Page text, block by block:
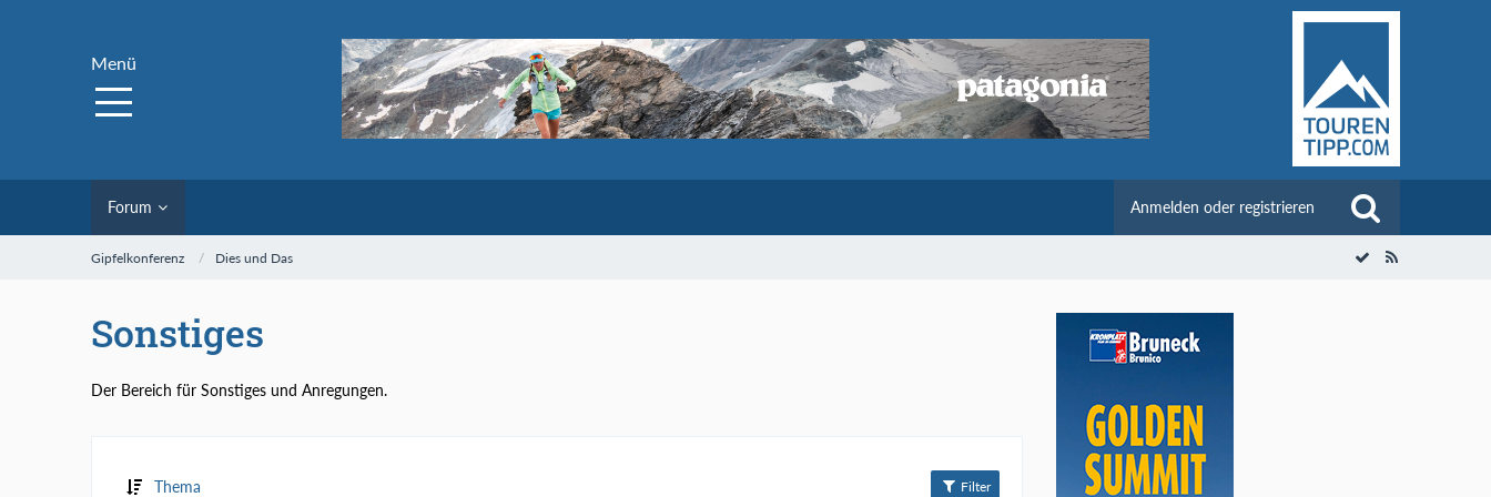
Menü
Forum Anmelden oder registrieren
Gipfelkonferenz Dies und Das
Sonstiges
Der Bereich für Sonstiges und Anregungen.
Thema Filter